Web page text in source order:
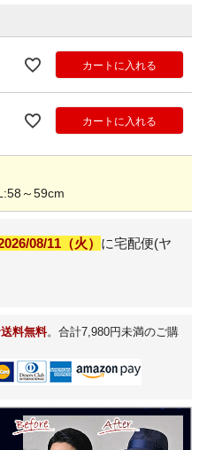
カートに入れる
カートに入れる
～59cm
08/11（火） に宅配便(ヤ
送料無料。合計7,980円未満のご購